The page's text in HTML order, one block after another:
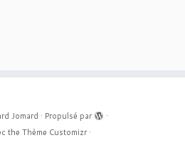
Jomard · Propulsé par
·
the Thème Customizr·